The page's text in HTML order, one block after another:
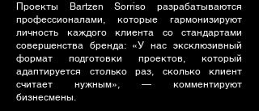
Проекты Bartzen Sorriso разрабатываются
профессионалами, которые гармонизируют
личность каждого клиента со стандартами
совершенства бренда: «У нас эксклюзивный
формат подготовки проектов, который
адаптируется столько раз, сколько клиент
считает нужным», — комментируют
бизнесмены.